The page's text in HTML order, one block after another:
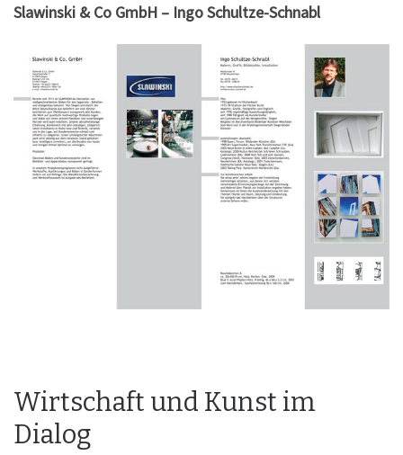
Slawinski & Co GmbH – Ingo Schultze-Schnabl
Wirtschaft und Kunst im
Dialog